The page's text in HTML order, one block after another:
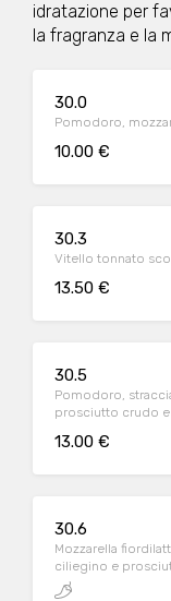
idratazione per
la fragranza e la
30.0
Pomodoro,
10.00 €
30.3
Vitello tonnato
13.50 €
30.5
Pomodoro,
prosciutto crudo
13.00 €
30.6
Mozzarella
ciliegino e